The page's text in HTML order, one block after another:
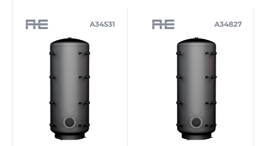
A34531 A34827